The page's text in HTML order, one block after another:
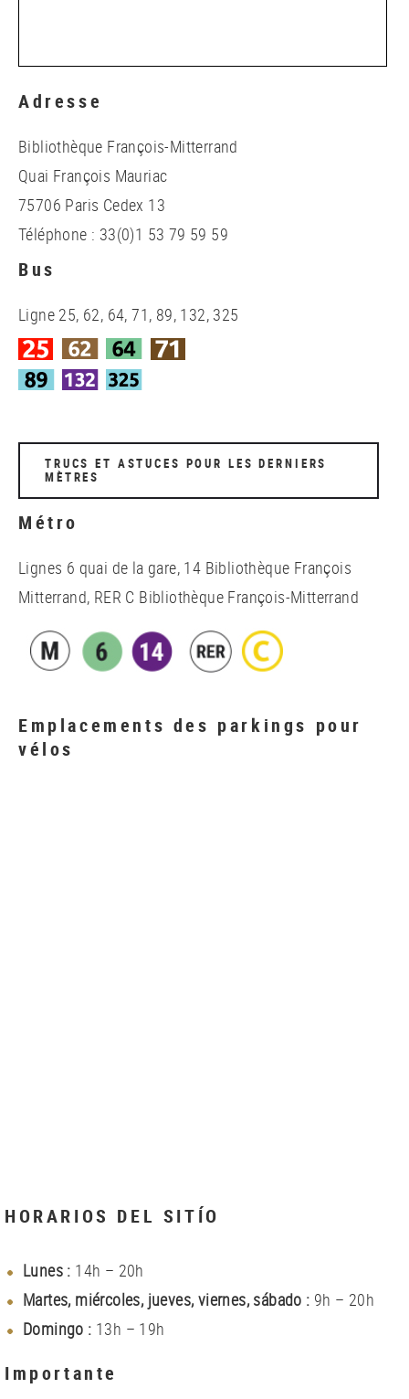
Adresse
Bibliothèque François-Mitterrand
Quai François Mauriac
75706 Paris Cedex 13
Téléphone : 33(0)1 53 79 59 59
Bus
Ligne 25, 62, 64, 71, 89, 132, 325
TRUCS ET ASTUCES POUR LES DERNIERS
MÈTRES
Métro
Lignes 6 quai de la gare, 14 Bibliothèque François
Mitterrand, RER C Bibliothèque François-Mitterrand
Emplacements des parkings pour
vélos
HORARIOS DEL SITÍO
Lunes : 14h – 20h
Martes, miércoles, jueves, viernes, sábado : 9h – 20h
Domingo : 13h – 19h
Importante